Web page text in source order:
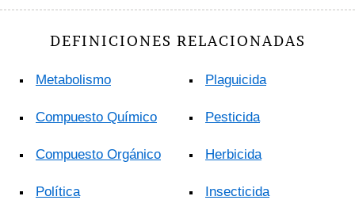
DEFINICIONES RELACIONADAS
Metabolismo
Compuesto Químico
Compuesto Orgánico
Política
Plaguicida
Pesticida
Herbicida
Insecticida